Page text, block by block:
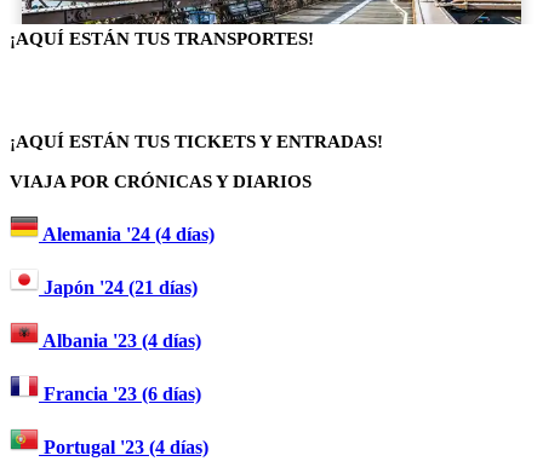
¡AQUÍ ESTÁN TUS TRANSPORTES!
¡AQUÍ ESTÁN TUS TICKETS Y ENTRADAS!
VIAJA POR CRÓNICAS Y DIARIOS
Alemania '24 (4 días)
Japón '24 (21 días)
Albania '23 (4 días)
Francia '23 (6 días)
Portugal '23 (4 días)